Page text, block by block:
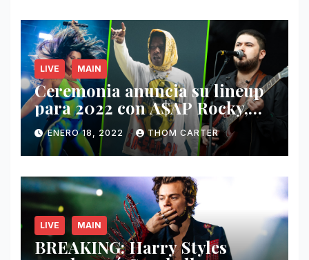
LIVE MAIN
Ceremonia anuncia su lineup
para 2022 con A$AP Rocky,
Nathy Peluso, Noah Pino Palo
y más.
ENERO 18, 2022 THOM CARTER
LIVE MAIN
BREAKING: Harry Styles